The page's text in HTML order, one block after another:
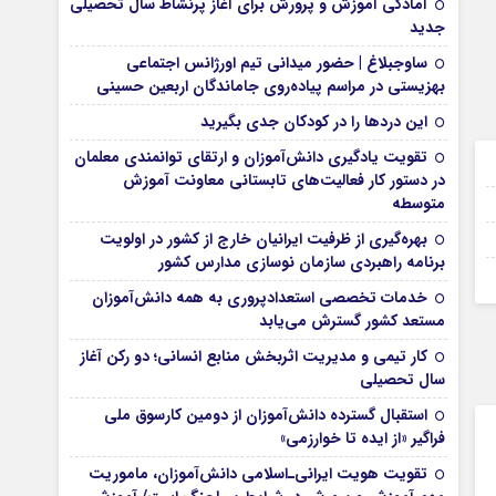
جدید
ساوجبلاغ | حضور میدانی تیم اورژانس اجتماعی
بهزیستی در مراسم پیاده‌روی جاماندگان اربعین حسینی
این درد‌ها را در کودکان جدی بگیرید
تقویت یادگیری دانش‌آموزان و ارتقای توانمندی معلمان
در دستور کار فعالیت‌های تابستانی معاونت آموزش
متوسطه
بهره‌گیری از ظرفیت ایرانیان خارج از کشور در اولویت
برنامه راهبردی سازمان نوسازی مدارس کشور
خدمات تخصصی استعدادپروری به همه دانش‌آموزان
مستعد کشور گسترش می‌یابد
کار تیمی و مدیریت اثربخش منابع انسانی؛ دو رکن آغاز
سال تحصیلی
استقبال گسترده دانش‌آموزان از دومین کارسوق ملی
فراگیر «از ایده تا خوارزمی»
تقویت هویت ایرانی‌ـ‌اسلامی دانش‌آموزان، ماموریت